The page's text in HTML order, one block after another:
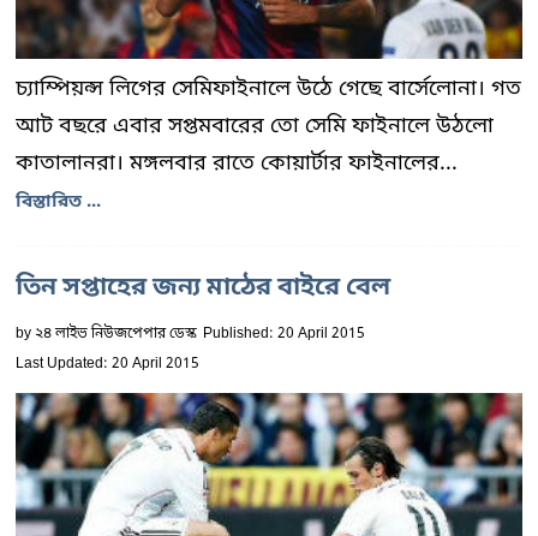
চ্যাম্পিয়ন্স লিগের সেমিফাইনালে উঠে গেছে বার্সেলোনা। গত
আট বছরে এবার সপ্তমবারের তো সেমি ফাইনালে উঠলো
কাতালানরা। মঙ্গলবার রাতে কোয়ার্টার ফাইনালের...
বিস্তারিত ...
তিন সপ্তাহের জন্য মাঠের বাইরে বেল
by২৪ লাইভ নিউজপেপার ডেস্ক Published: 20 April 2015
Last Updated: 20 April 2015